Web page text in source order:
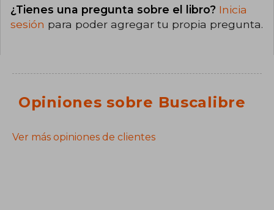
¿Tienes una pregunta sobre el libro? Inicia
sesión para poder agregar tu propia pregunta.
Opiniones sobre Buscalibre
Ver más opiniones de clientes